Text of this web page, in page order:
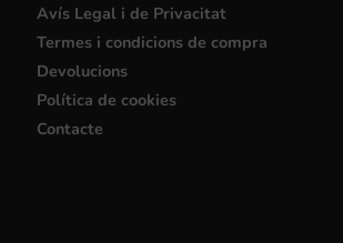
Avís Legal i de Privacitat
Termes i condicions de compra
Devolucions
Política de cookies
Contacte